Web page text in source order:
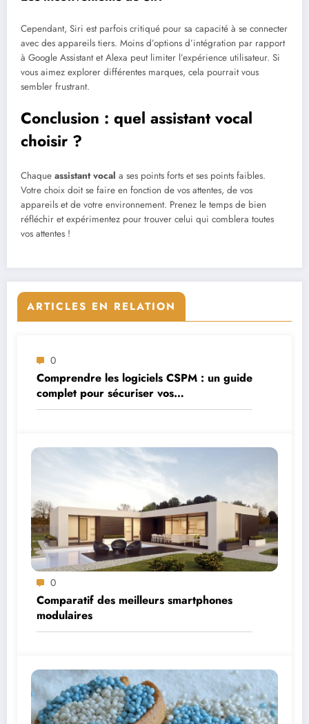
Cependant, Siri est parfois critiqué pour sa capacité à se connecter
avec des appareils tiers. Moins d’options d’intégration par rapport
à Google Assistant et Alexa peut limiter l’expérience utilisateur. Si
vous aimez explorer différentes marques, cela pourrait vous
sembler frustrant.
Conclusion : quel assistant vocal
choisir ?
Chaque assistant vocal a ses points forts et ses points faibles.
Votre choix doit se faire en fonction de vos attentes, de vos
appareils et de votre environnement. Prenez le temps de bien
réfléchir et expérimentez pour trouver celui qui comblera toutes
vos attentes !
ARTICLES EN RELATION
0
Comprendre les logiciels CSPM : un guide
complet pour sécuriser vos
environnements cloud
0
Comparatif des meilleurs smartphones
modulaires